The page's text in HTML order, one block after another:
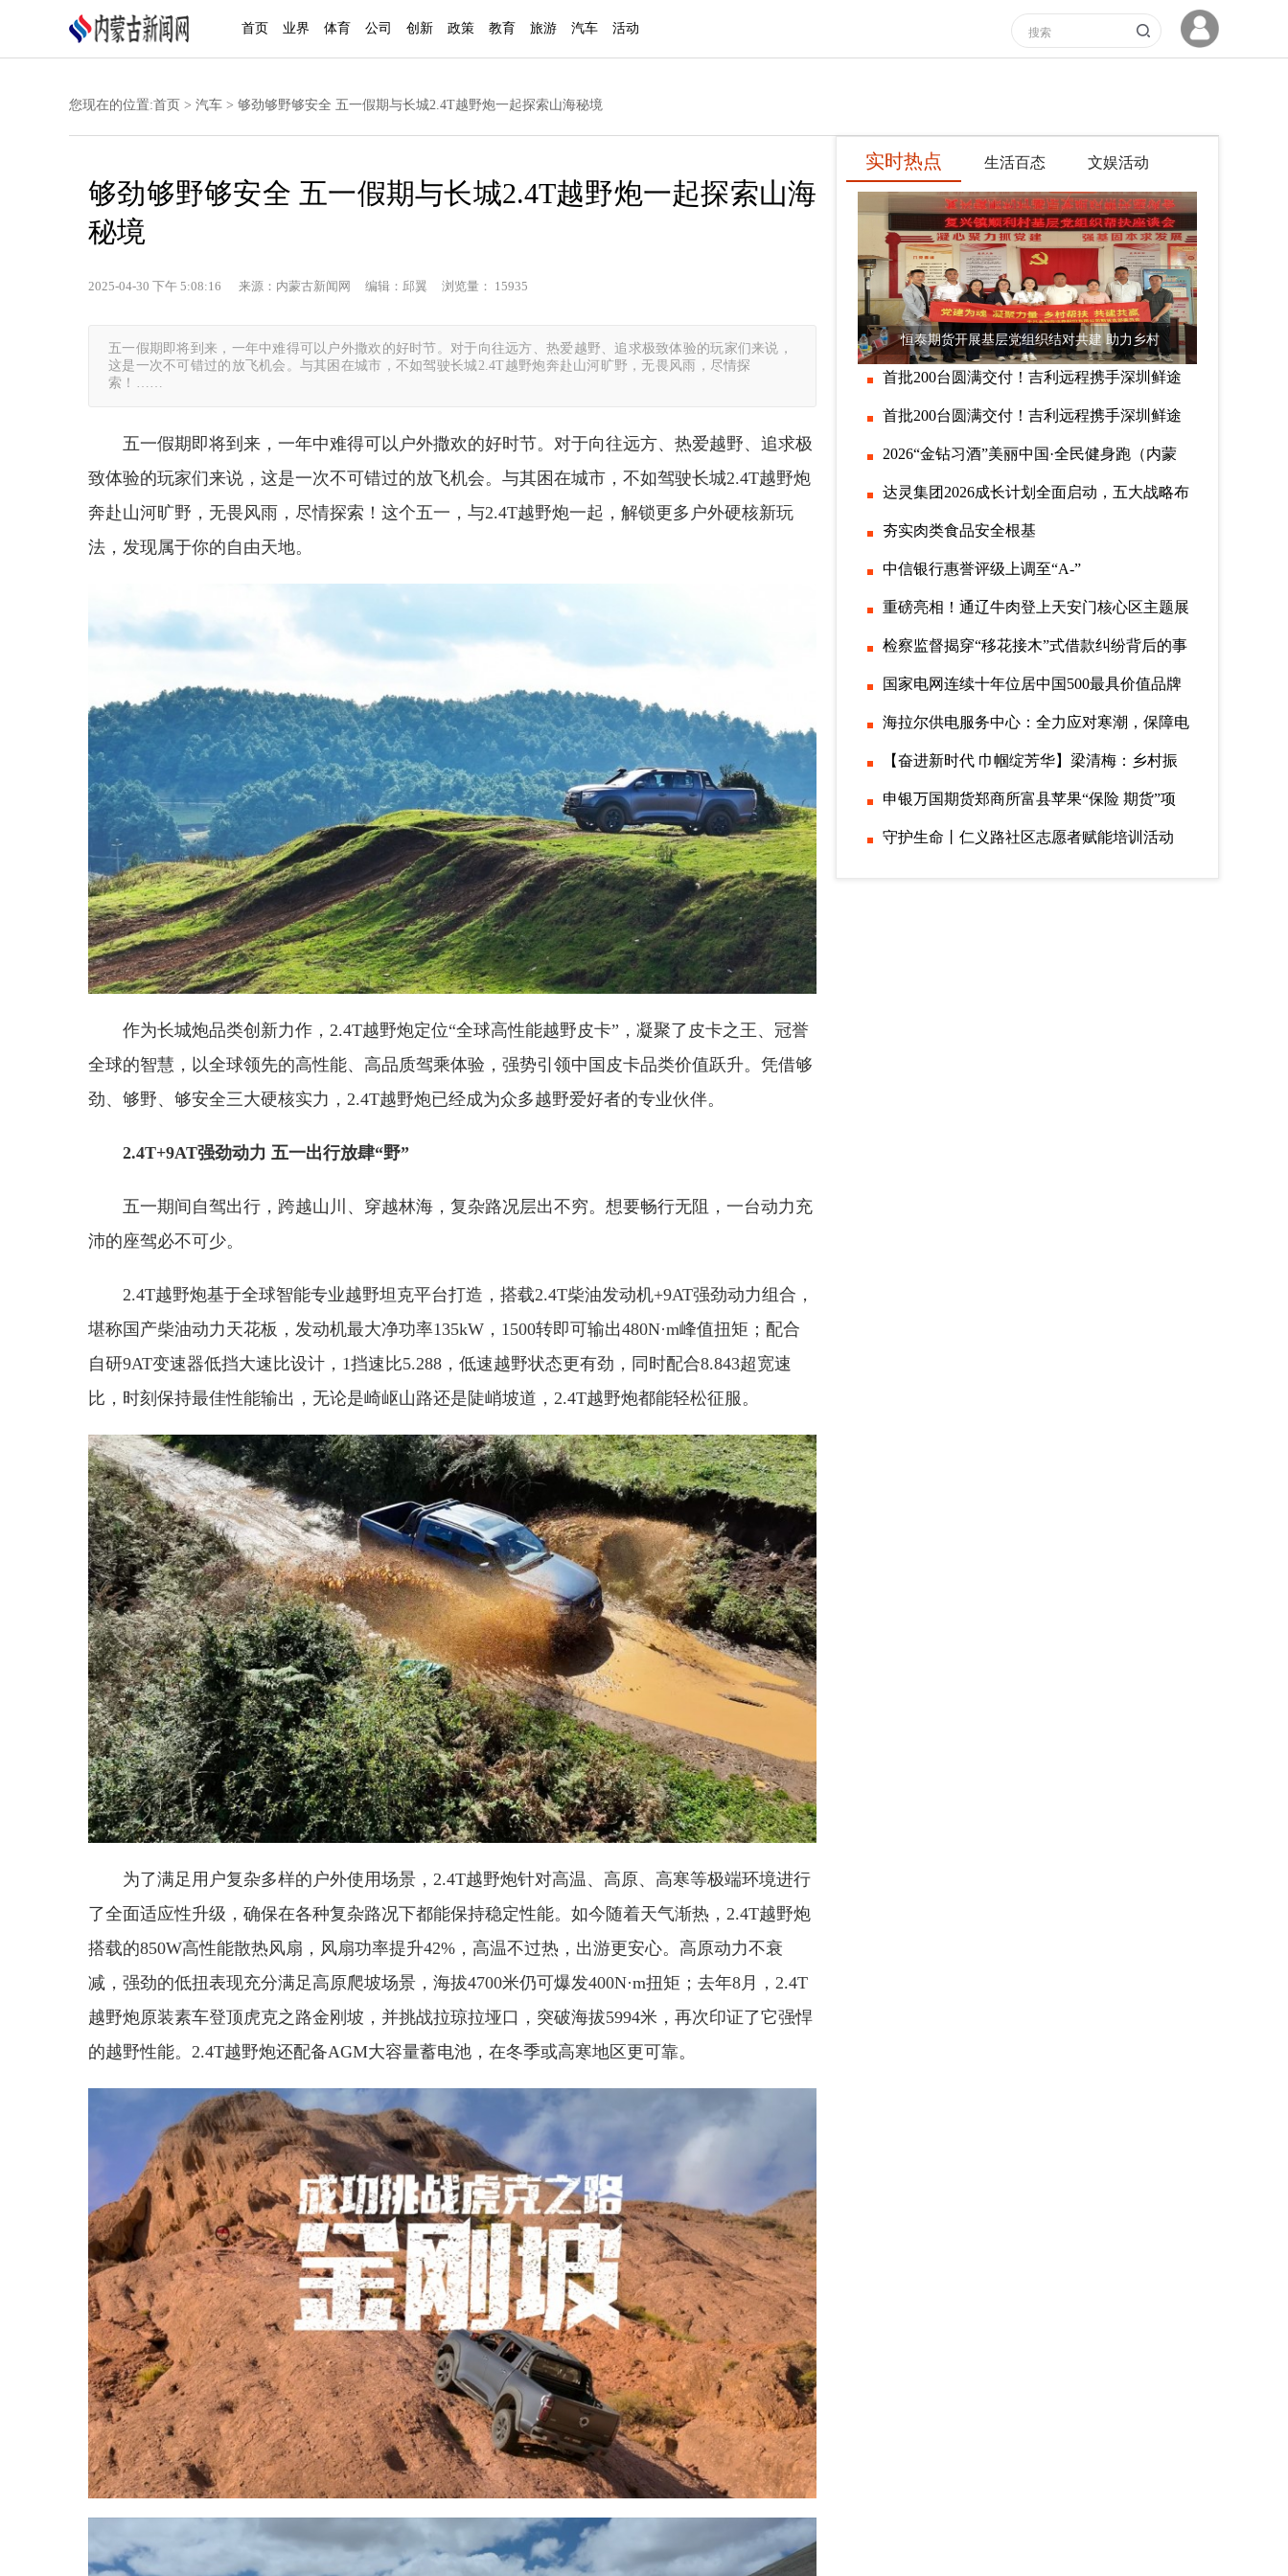
首页 业界 体育 公司 创新 政策 教育 旅游 汽车 活动
您现在的位置:首页 > 汽车 > 够劲够野够安全 五一假期与长城2.4T越野炮一起探索山海秘境
够劲够野够安全 五一假期与长城2.4T越野炮一起探索山海
秘境
2025-04-30 下午 5:08:16 来源：内蒙古新闻网 编辑：邱翼 浏览量： 15935
五一假期即将到来，一年中难得可以户外撒欢的好时节。对于向往远方、热爱越野、追求极致体验的玩家们来说，
这是一次不可错过的放飞机会。与其困在城市，不如驾驶长城2.4T越野炮奔赴山河旷野，无畏风雨，尽情探
索！……
五一假期即将到来，一年中难得可以户外撒欢的好时节。对于向往远方、热爱越野、追求极
致体验的玩家们来说，这是一次不可错过的放飞机会。与其困在城市，不如驾驶长城2.4T越野炮
奔赴山河旷野，无畏风雨，尽情探索！这个五一，与2.4T越野炮一起，解锁更多户外硬核新玩
法，发现属于你的自由天地。
作为长城炮品类创新力作，2.4T越野炮定位“全球高性能越野皮卡”，凝聚了皮卡之王、冠誉
全球的智慧，以全球领先的高性能、高品质驾乘体验，强势引领中国皮卡品类价值跃升。凭借够
劲、够野、够安全三大硬核实力，2.4T越野炮已经成为众多越野爱好者的专业伙伴。
2.4T+9AT强劲动力 五一出行放肆“野”
五一期间自驾出行，跨越山川、穿越林海，复杂路况层出不穷。想要畅行无阻，一台动力充
沛的座驾必不可少。
2.4T越野炮基于全球智能专业越野坦克平台打造，搭载2.4T柴油发动机+9AT强劲动力组合，
堪称国产柴油动力天花板，发动机最大净功率135kW，1500转即可输出480N·m峰值扭矩；配合
自研9AT变速器低挡大速比设计，1挡速比5.288，低速越野状态更有劲，同时配合8.843超宽速
比，时刻保持最佳性能输出，无论是崎岖山路还是陡峭坡道，2.4T越野炮都能轻松征服。
为了满足用户复杂多样的户外使用场景，2.4T越野炮针对高温、高原、高寒等极端环境进行
了全面适应性升级，确保在各种复杂路况下都能保持稳定性能。如今随着天气渐热，2.4T越野炮
搭载的850W高性能散热风扇，风扇功率提升42%，高温不过热，出游更安心。高原动力不衰
减，强劲的低扭表现充分满足高原爬坡场景，海拔4700米仍可爆发400N·m扭矩；去年8月，2.4T
越野炮原装素车登顶虎克之路金刚坡，并挑战拉琼拉垭口，突破海拔5994米，再次印证了它强悍
的越野性能。2.4T越野炮还配备AGM大容量蓄电池，在冬季或高寒地区更可靠。
实时热点 生活百态 文娱活动
恒泰期货开展基层党组织结对共建 助力乡村
首批200台圆满交付！吉利远程携手深圳鲜途
首批200台圆满交付！吉利远程携手深圳鲜途
2026“金钻习酒”美丽中国·全民健身跑（内蒙
达灵集团2026成长计划全面启动，五大战略布
夯实肉类食品安全根基
中信银行惠誉评级上调至“A-”
重磅亮相！通辽牛肉登上天安门核心区主题展
检察监督揭穿“移花接木”式借款纠纷背后的事
国家电网连续十年位居中国500最具价值品牌
海拉尔供电服务中心：全力应对寒潮，保障电
【奋进新时代 巾帼绽芳华】梁清梅：乡村振
申银万国期货郑商所富县苹果“保险 期货”项
守护生命丨仁义路社区志愿者赋能培训活动